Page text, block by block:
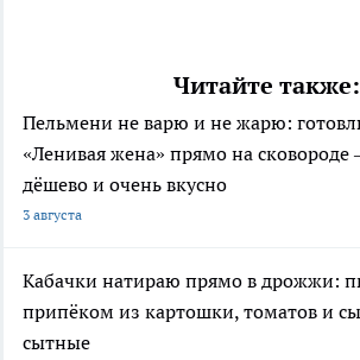
Читайте также:
Пельмени не варю и не жарю:
«Ленивая жена» прямо на сковороде
дёшево и очень вкусно
3 августа
Кабачки натираю прямо в дрожжи:
припёком из картошки, томатов и
сытные